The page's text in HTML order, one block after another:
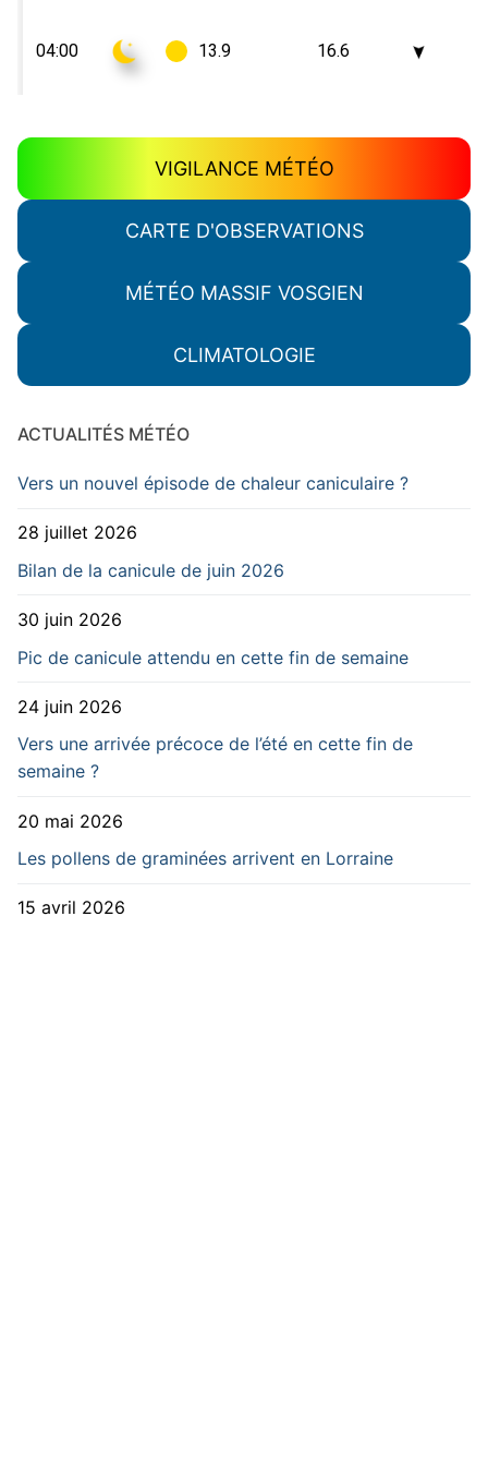
VIGILANCE MÉTÉO
CARTE D'OBSERVATIONS
MÉTÉO MASSIF VOSGIEN
CLIMATOLOGIE
ACTUALITÉS MÉTÉO
Vers un nouvel épisode de chaleur caniculaire ?
28 juillet 2026
Bilan de la canicule de juin 2026
30 juin 2026
Pic de canicule attendu en cette fin de semaine
24 juin 2026
Vers une arrivée précoce de l’été en cette fin de
semaine ?
20 mai 2026
Les pollens de graminées arrivent en Lorraine
15 avril 2026